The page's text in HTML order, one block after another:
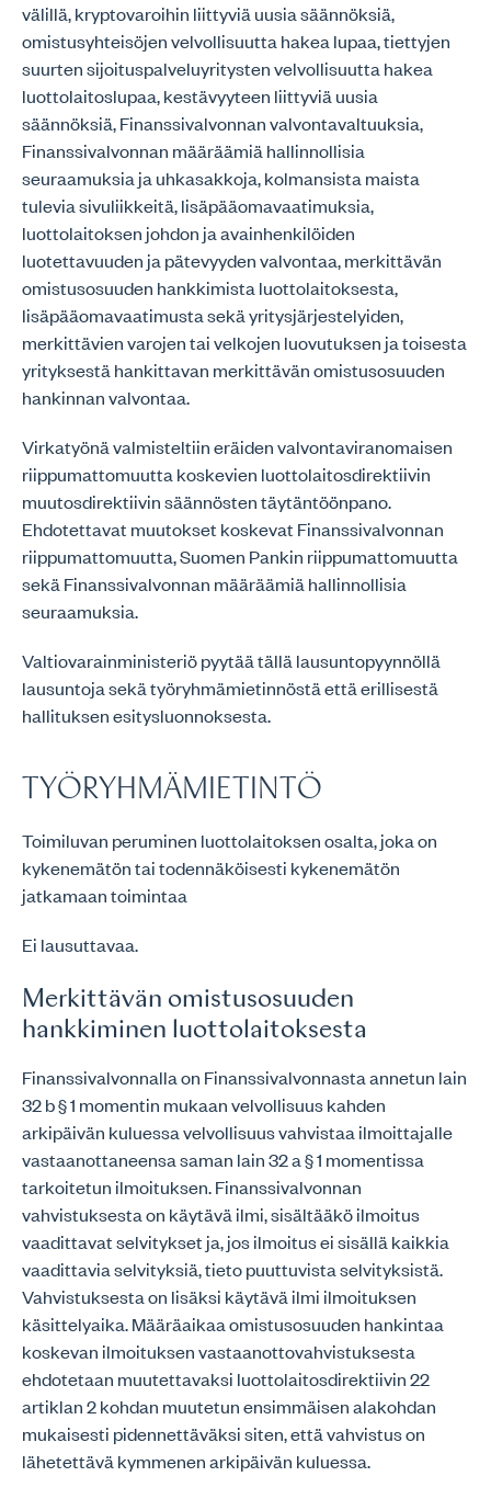
välillä, kryptovaroihin liittyviä uusia säännöksiä,
omistusyhteisöjen velvollisuutta hakea lupaa, tiettyjen
suurten sijoituspalveluyritysten velvollisuutta hakea
luottolaitoslupaa, kestävyyteen liittyviä uusia
säännöksiä, Finanssivalvonnan valvontavaltuuksia,
Finanssivalvonnan määräämiä hallinnollisia
seuraamuksia ja uhkasakkoja, kolmansista maista
tulevia sivuliikkeitä, lisäpääomavaatimuksia,
luottolaitoksen johdon ja avainhenkilöiden
luotettavuuden ja pätevyyden valvontaa, merkittävän
omistusosuuden hankkimista luottolaitoksesta,
lisäpääomavaatimusta sekä yritysjärjestelyiden,
merkittävien varojen tai velkojen luovutuksen ja toisesta
yrityksestä hankittavan merkittävän omistusosuuden
hankinnan valvontaa.
Virkatyönä valmisteltiin eräiden valvontaviranomaisen
riippumattomuutta koskevien luottolaitosdirektiivin
muutosdirektiivin säännösten täytäntöönpano.
Ehdotettavat muutokset koskevat Finanssivalvonnan
riippumattomuutta, Suomen Pankin riippumattomuutta
sekä Finanssivalvonnan määräämiä hallinnollisia
seuraamuksia.
Valtiovarainministeriö pyytää tällä lausuntopyynnöllä
lausuntoja sekä työryhmämietinnöstä että erillisestä
hallituksen esitysluonnoksesta.
TYÖRYHMÄMIETINTÖ
Toimiluvan peruminen luottolaitoksen osalta, joka on
kykenemätön tai todennäköisesti kykenemätön
jatkamaan toimintaa
Ei lausuttavaa.
Merkittävän omistusosuuden
hankkiminen luottolaitoksesta
Finanssivalvonnalla on Finanssivalvonnasta annetun lain
32 b § 1 momentin mukaan velvollisuus kahden
arkipäivän kuluessa velvollisuus vahvistaa ilmoittajalle
vastaanottaneensa saman lain 32 a § 1 momentissa
tarkoitetun ilmoituksen. Finanssivalvonnan
vahvistuksesta on käytävä ilmi, sisältääkö ilmoitus
vaadittavat selvitykset ja, jos ilmoitus ei sisällä kaikkia
vaadittavia selvityksiä, tieto puuttuvista selvityksistä.
Vahvistuksesta on lisäksi käytävä ilmi ilmoituksen
käsittelyaika. Määräaikaa omistusosuuden hankintaa
koskevan ilmoituksen vastaanottovahvistuksesta
ehdotetaan muutettavaksi luottolaitosdirektiivin 22
artiklan 2 kohdan muutetun ensimmäisen alakohdan
mukaisesti pidennettäväksi siten, että vahvistus on
lähetettävä kymmenen arkipäivän kuluessa.